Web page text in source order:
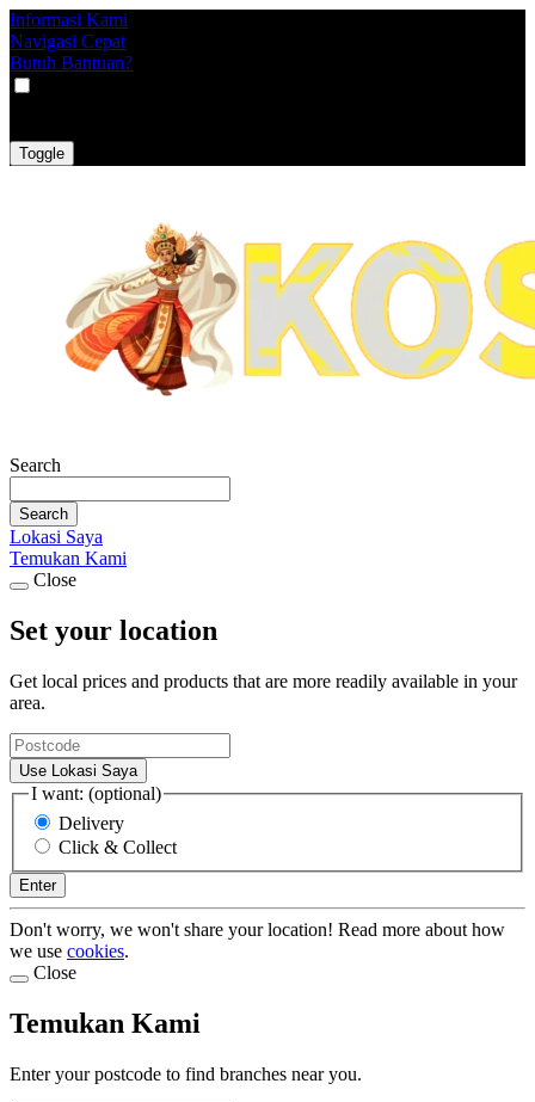
Informasi Kami
Navigasi Cepat
Butuh Bantuan?
Toggle
Search
Search
Lokasi Saya
Temukan Kami
Close
Set your location
Get local prices and products that are more readily available in your
area.
Use Lokasi Saya
I want: (optional)
Delivery
Click & Collect
Enter
Don't worry, we won't share your location! Read more about how
we use cookies.
Close
Temukan Kami
Enter your postcode to find branches near you.